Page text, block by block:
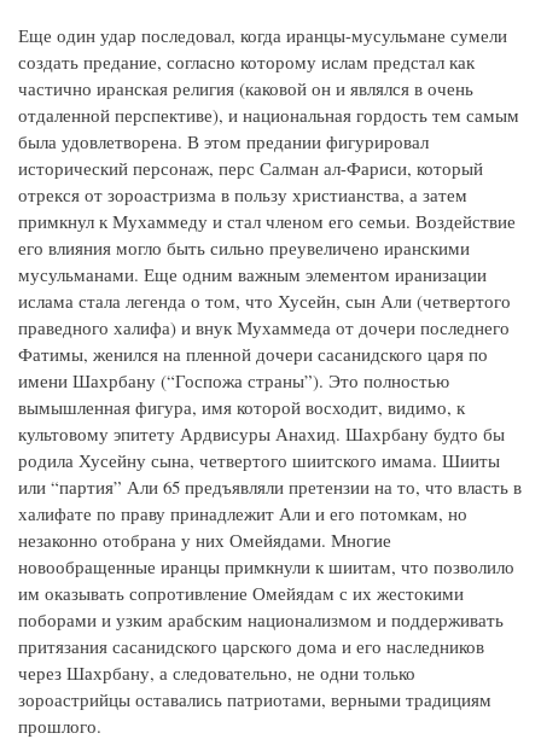
Еще один удар последовал, когда иранцы-мусульмане сумели
создать предание, согласно которому ислам предстал как
частично иранская религия (каковой он и являлся в очень
отдаленной перспективе), и национальная гордость тем самым
была удовлетворена. В этом предании фигурировал
исторический персонаж, перс Салман ал-Фариси, который
отрекся от зороастризма в пользу христианства, а затем
примкнул к Мухаммеду и стал членом его семьи. Воздействие
его влияния могло быть сильно преувеличено иранскими
мусульманами. Еще одним важным элементом иранизации
ислама стала легенда о том, что Хусейн, сын Али (четвертого
праведного халифа) и внук Мухаммеда от дочери последнего
Фатимы, женился на пленной дочери сасанидского царя по
имени Шахрбану (“Госпожа страны”). Это полностью
вымышленная фигура, имя которой восходит, видимо, к
культовому эпитету Ардвисуры Анахид. Шахрбану будто бы
родила Хусейну сына, четвертого шиитского имама. Шииты
или “партия” Али 65 предъявляли претензии на то, что власть в
халифате по праву принадлежит Али и его потомкам, но
незаконно отобрана у них Омейядами. Многие
новообращенные иранцы примкнули к шиитам, что позволило
им оказывать сопротивление Омейядам с их жестокими
поборами и узким арабским национализмом и поддерживать
притязания сасанидского царского дома и его наследников
через Шахрбану, а следовательно, не одни только
зороастрийцы оставались патриотами, верными традициям
прошлого.